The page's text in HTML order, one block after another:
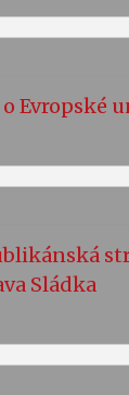
Evropské
Sládka